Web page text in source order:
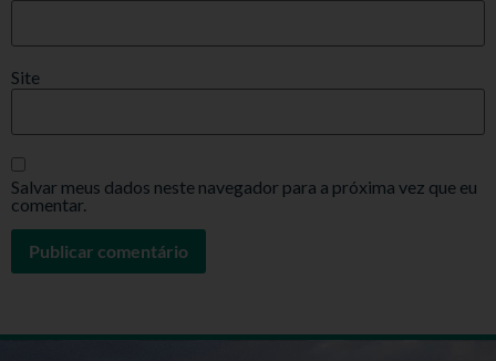
Site
Salvar meus dados neste navegador para a próxima vez que eu
comentar.